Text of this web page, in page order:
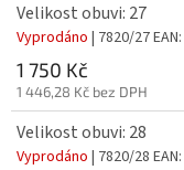
Velikost obuvi: 27
Vyprodáno | 7820/27EAN:
1 750 Kč
1 446,28 Kč bez DPH
Velikost obuvi: 28
Vyprodáno | 7820/28 EAN: